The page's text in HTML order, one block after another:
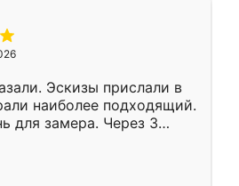
Эскизы прислали в
наиболее подходящий.
для замера. Через 3
уже готова. Остались
Спасибо Ренессанс
работу!